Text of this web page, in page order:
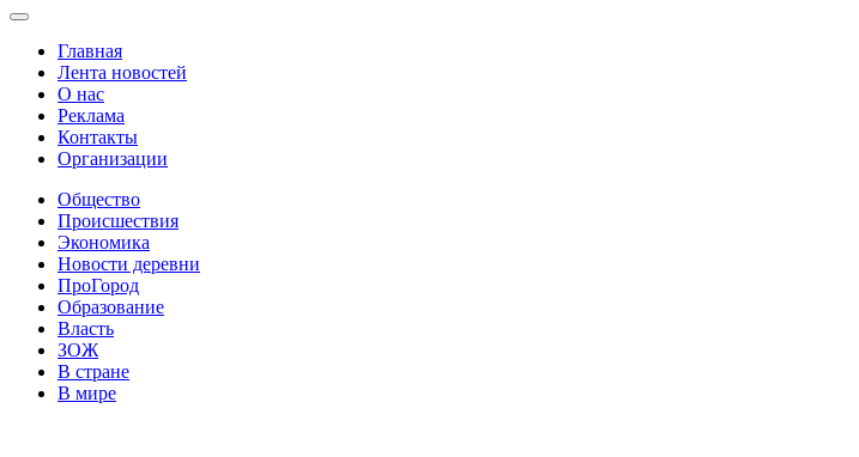
Главная
Лента новостей
О нас
Реклама
Контакты
Организации
Общество
Происшествия
Экономика
Новости деревни
ПроГород
Образование
Власть
ЗОЖ
В стране
В мире